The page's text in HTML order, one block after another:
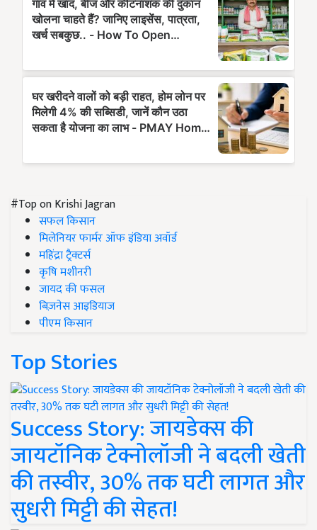
#Top on Krishi Jagran
सफल किसान
मिलेनियर फार्मर ऑफ इंडिया अवॉर्ड
महिंद्रा ट्रैक्टर्स
कृषि मशीनरी
जायद की फसल
बिज़नेस आइडियाज
पीएम किसान
Top Stories
Success Story: जायडेक्स की
जायटॉनिक टेक्नोलॉजी ने बदली खेती
की तस्वीर, 30% तक घटी लागत और
सुधरी मिट्टी की सेहत!